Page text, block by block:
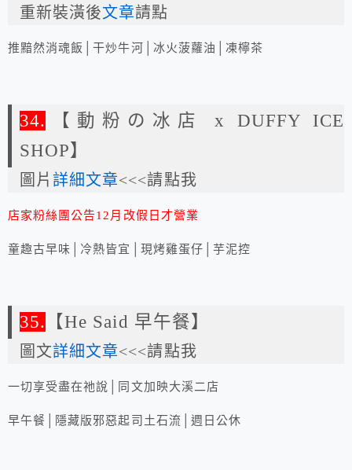
重新裝潢後文章請點
推黯然消魂飯│干炒牛河│冰火菠蘿油│凍檸茶
34. 【動粉の冰店 x DUFFY ICE
SHOP】
圖片詳細文章<<<請點我
店家粉絲團公告12月改假日才營業
童趣古早味│冷熱皆宜│現烤雞蛋仔│芋泥控
35. 【He Said 早午餐】
圖文詳細文章<<<請點我
一切享受盡在祂說│同文加映大溪二店
早午餐│隱藏版邪惡起司土石流│週日公休